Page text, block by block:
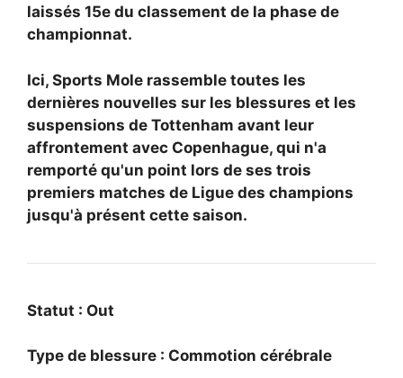
laissés 15e du classement de la phase de
championnat.
Ici, Sports Mole rassemble toutes les
dernières nouvelles sur les blessures et les
suspensions de Tottenham avant leur
affrontement avec Copenhague, qui n'a
remporté qu'un point lors de ses trois
premiers matches de Ligue des champions
jusqu'à présent cette saison.
Statut : Out
Type de blessure : Commotion cérébrale